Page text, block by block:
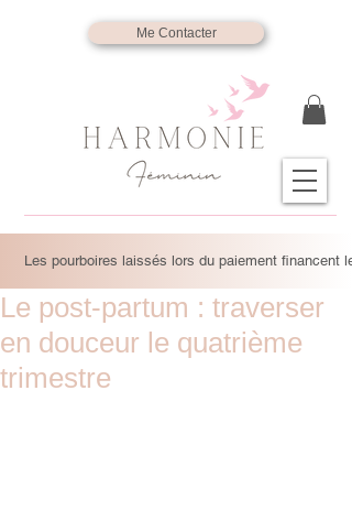
Me Contacter
Les pourboires laissés lors du paiement financent
Le post-partum : traverser
en douceur le quatrième
trimestre